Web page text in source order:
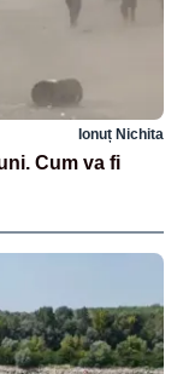
Ionuț Nichita
Cum va fi